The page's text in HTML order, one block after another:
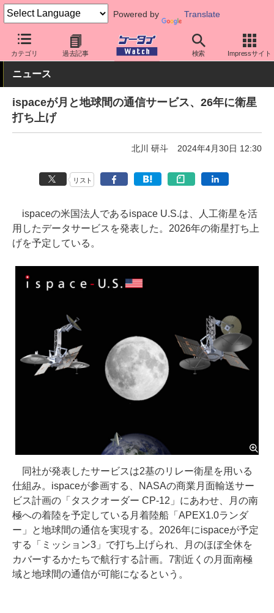
Powered by Translate
カテゴリ 過去記事 検索 Impressサイト
ケータイ Watch 業界動向 海外
ニュース
ispaceが月と地球間の通信サービス、26年に衛星
打ち上げ
北川 研斗 2024年4月30日 12:30
リスト
ispaceの米国法人であるispace U.S.は、人工衛星を活
用したデータサービスを発表した。2026年の衛星打ち上
げを予定している。
同社が発表したサービスは2基のリレー衛星を用いる
仕組み。ispaceが参画する、NASAの商業月面輸送サー
ビス計画の「タスクオーダー CP-12」にあわせ、月の南
極への着陸を予定している月着陸船「APEX1.0ランダ
ー」と地球間の通信を実現する。2026年にispaceが予定
する「ミッション3」で打ち上げられ、月のほぼ全休を
カバーするかたちで航行する計画。7割近くの月面南極
域と地球間の通信が可能になるという。